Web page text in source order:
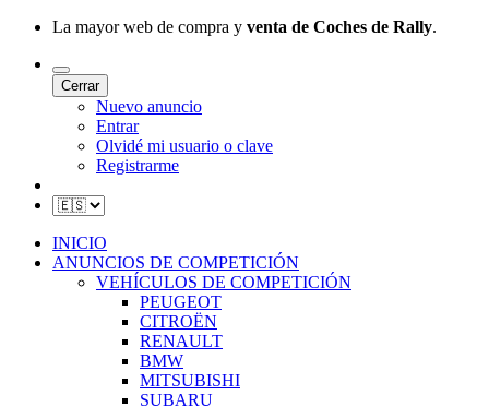
La mayor web de compra y venta de Coches de Rally.
Cerrar
Nuevo anuncio
Entrar
Olvidé mi usuario o clave
Registrarme
INICIO
ANUNCIOS DE COMPETICIÓN
VEHÍCULOS DE COMPETICIÓN
PEUGEOT
CITROËN
RENAULT
BMW
MITSUBISHI
SUBARU